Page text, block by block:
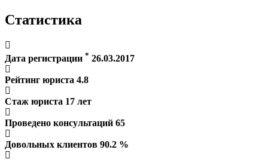
Статистика
Дата регистрации * 26.03.2017
Рейтинг юриста 4.8
Стаж юриста 17 лет
Проведено консультаций 65
Довольных клиентов 90.2 %